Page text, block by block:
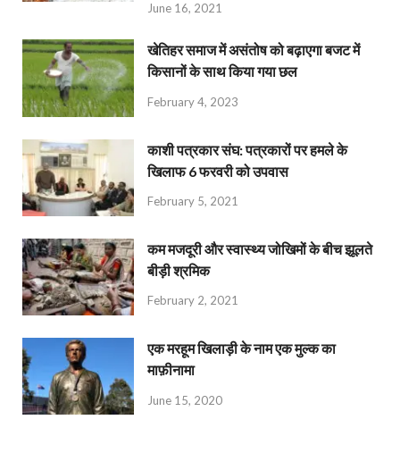
June 16, 2021
खेतिहर समाज में असंतोष को बढ़ाएगा बजट में
किसानों के साथ किया गया छल
February 4, 2023
काशी पत्रकार संघ: पत्रकारों पर हमले के
खिलाफ 6 फरवरी को उपवास
February 5, 2021
कम मजदूरी और स्वास्थ्य जोखिमों के बीच झूलते
बीड़ी श्रमिक
February 2, 2021
एक मरहूम खिलाड़ी के नाम एक मुल्क का
माफ़ीनामा
June 15, 2020